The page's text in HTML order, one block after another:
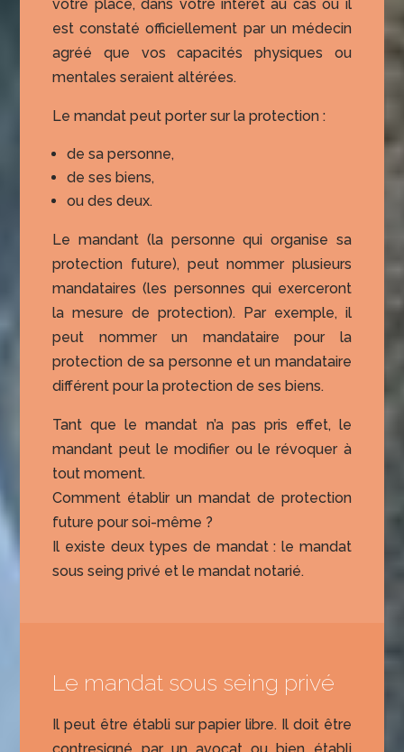
votre place, dans votre intérêt au cas où il
est constaté officiellement par un médecin
agréé que vos capacités physiques ou
mentales seraient altérées.
Le mandat peut porter sur la protection :
de sa personne,
de ses biens,
ou des deux.
Le mandant (la personne qui organise sa
protection future), peut nommer plusieurs
mandataires (les personnes qui exerceront
la mesure de protection). Par exemple, il
peut nommer un mandataire pour la
protection de sa personne et un mandataire
différent pour la protection de ses biens.
Tant que le mandat n’a pas pris effet, le
mandant peut le modifier ou le révoquer à
tout moment.
Comment établir un mandat de protection
future pour soi-même ?
Il existe deux types de mandat : le mandat
sous seing privé et le mandat notarié.
Le mandat sous seing privé
Il peut être établi sur papier libre. Il doit être